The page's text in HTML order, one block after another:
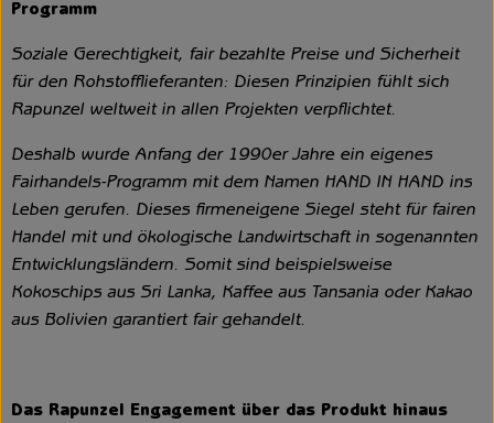
Programm
Soziale Gerechtigkeit, fair bezahlte Preise und Sicherheit
für den Rohstofflieferanten: Diesen Prinzipien fühlt sich
Rapunzel weltweit in allen Projekten verpflichtet.
Deshalb wurde Anfang der 1990er Jahre ein eigenes
Fairhandels-Programm mit dem Namen HAND IN HAND ins
Leben gerufen. Dieses firmeneigene Siegel steht für fairen
Handel mit und ökologische Landwirtschaft in sogenannten
Entwicklungsländern. Somit sind beispielsweise
Kokoschips aus Sri Lanka, Kaffee aus Tansania oder Kakao
aus Bolivien garantiert fair gehandelt.
Das Rapunzel Engagement über das Produkt hinaus